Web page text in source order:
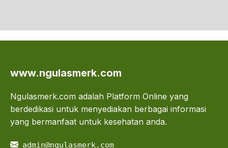
www.ngulasmerk.com
Ngulasmerk.com adalah Platform Online yang
berdedikasi untuk menyediakan berbagai informasi
yang bermanfaat untuk kesehatan anda.
admin@ngulasmerk.com